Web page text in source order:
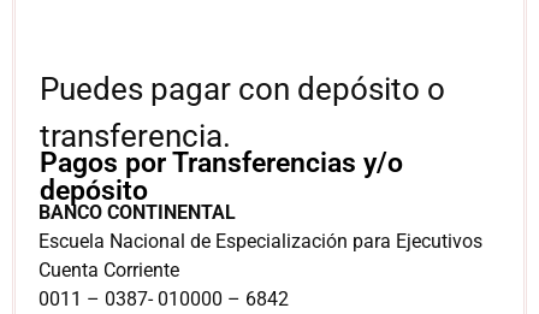
Puedes pagar con depósito o
transferencia.
BANCO CONTINENTAL
Escuela Nacional de Especialización para Ejecutivos
Cuenta Corriente
0011 – 0387- 010000 – 6842
Pagos por Transferencias y/o
depósito